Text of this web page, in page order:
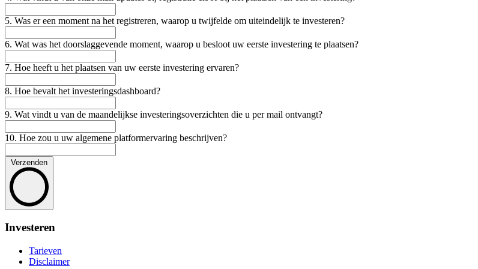
5. Was er een moment na het registreren, waarop u twijfelde om uiteindelijk te investeren?
6. Wat was het doorslaggevende moment, waarop u besloot uw eerste investering te plaatsen?
7. Hoe heeft u het plaatsen van uw eerste investering ervaren?
8. Hoe bevalt het investeringsdashboard?
9. Wat vindt u van de maandelijkse investeringsoverzichten die u per mail ontvangt?
10. Hoe zou u uw algemene platformervaring beschrijven?
Verzenden
Investeren
Tarieven
Disclaimer